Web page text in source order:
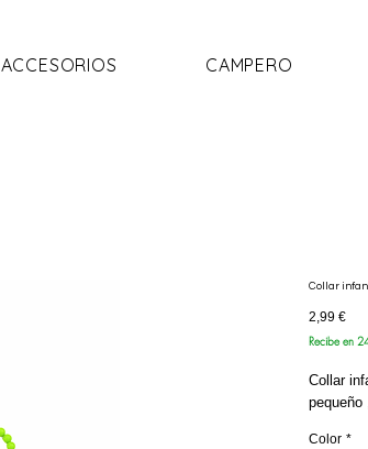
ACCESORIOS CAMPERO
Collar
2,99 €
Recibe en
Collar
pequeño
Color *